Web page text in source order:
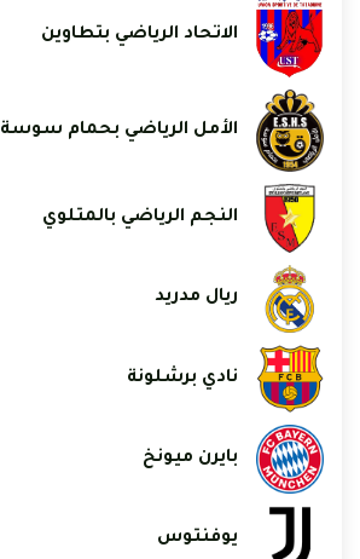
الاتحاد الرياضي بتطاوين
الأمل الرياضي بحمام سوسة
النجم الرياضي بالمتلوي
ريال مدريد
نادي برشلونة
بايرن ميونخ
يوفنتوس